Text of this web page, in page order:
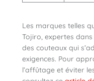
Les marques telles
Tojiro, expertes
des couteaux qui
exigences. Pour
l’affûtage et éviter